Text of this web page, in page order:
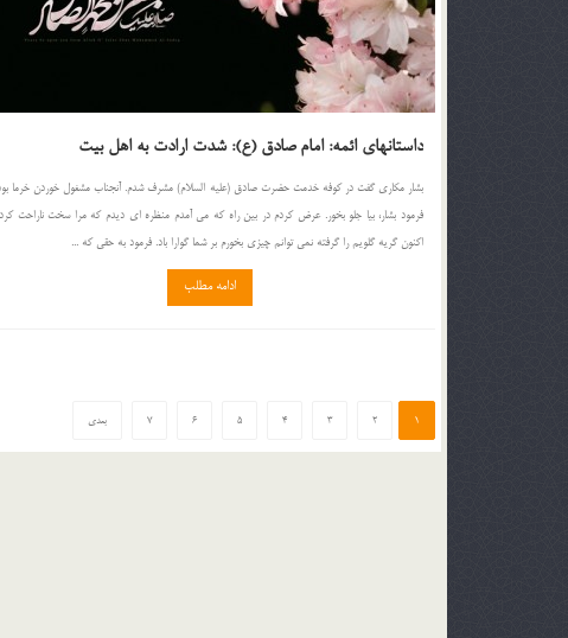
داستانهای ائمه: امام صادق (ع): شدت ارادت به اهل بیت
بشار مكارى گفت در كوفه خدمت حضرت صادق (عليه السلام) مشرف شدم. آنجناب مشغول خوردن خرما
فرمود بشار، بيا جلو بخور. عرض كردم در بين راه كه مى آمدم منظره اى ديدم كه مرا سخت ناراحت
اكنون گريه گلويم را گرفته نمى توانم چيزى بخورم بر شما گوارا باد. فرمود به حقى كه ...
ادامه مطلب
1
2
3
4
5
6
7 بعدی